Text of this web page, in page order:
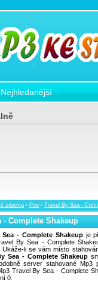
Nejhledanější
zdarma › Pop › Travel By Sea -
- Complete Shakeup
Sea - Complete Shakeupje
By Sea - Complete
Ukáže-li se vám místo
Sea - Complete Shakeup
server stahované Mp3
Travel By Sea - Complete
0.